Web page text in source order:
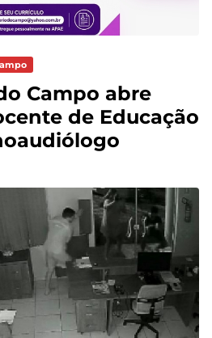
Campo abre
de Educação